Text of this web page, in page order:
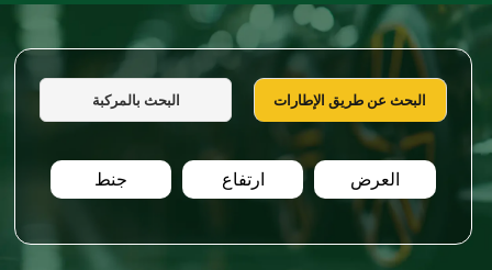
البحث عن طريق الإطارات البحث بالمركبة
العرض ارتفاع جنط